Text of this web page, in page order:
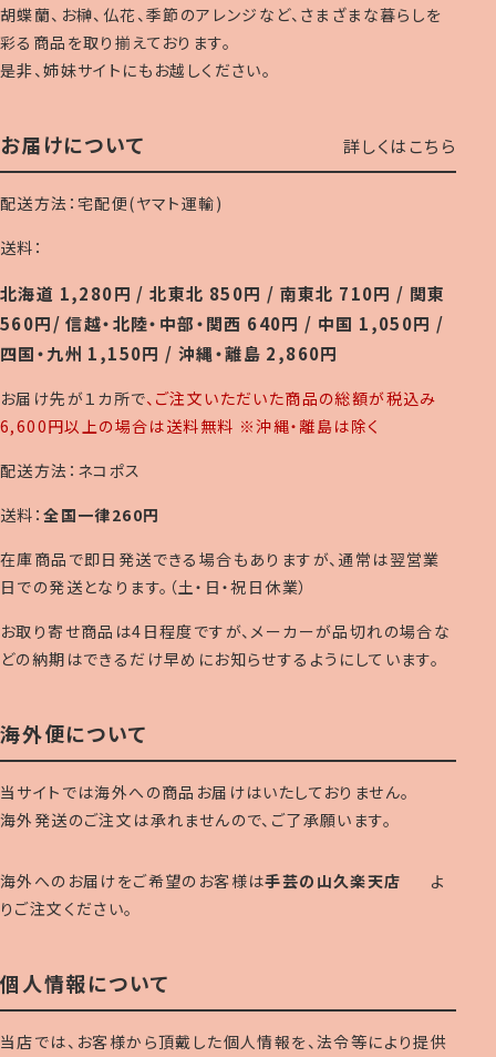
胡蝶蘭、お榊、仏花、季節のアレンジなど、さまざまな暮らしを
彩る商品を取り揃えております。
是非、姉妹サイトにもお越しください。
お届けについて 詳しくはこちら
配送方法：宅配便(ヤマト運輸)
送料：
北海道 1,280円 / 北東北 850円 / 南東北 710円 / 関東
560円/ 信越・北陸・中部・関西 640円 / 中国 1,050円 /
四国・九州 1,150円 / 沖縄・離島 2,860円
お届け先が１カ所で、ご注文いただいた商品の総額が税込み
6,600円以上の場合は送料無料 ※沖縄・離島は除く
配送方法：ネコポス
送料：全国一律260円
在庫商品で即日発送できる場合もありますが、通常は翌営業
日での発送となります。（土・日・祝日休業）
お取り寄せ商品は4日程度ですが、メーカーが品切れの場合な
どの納期はできるだけ早めにお知らせするようにしています。
海外便について
当サイトでは海外への商品お届けはいたしておりません。
海外発送のご注文は承れませんので、ご了承願います。
海外へのお届けをご希望のお客様は手芸の山久楽天店
よ
りご注文ください。
個人情報について
当店では、お客様から頂戴した個人情報を、法令等により提供